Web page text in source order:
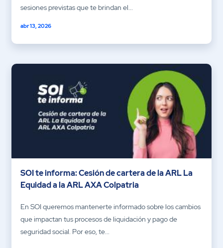
sesiones previstas que te brindan el...
abr 13, 2026
SOI te informa: Cesión de cartera de la ARL La
Equidad a la ARL AXA Colpatria
En SOI queremos mantenerte informado sobre los cambios
que impactan tus procesos de liquidación y pago de
seguridad social. Por eso, te...